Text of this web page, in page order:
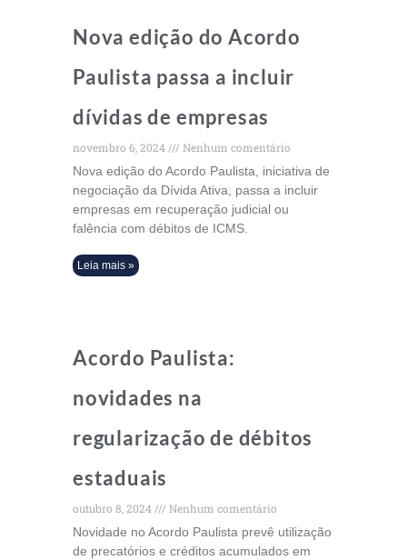
Nova edição do Acordo
Paulista passa a incluir
dívidas de empresas
novembro 6, 2024
Nenhum comentário
Nova edição do Acordo Paulista, iniciativa de
negociação da Dívida Ativa, passa a incluir
empresas em recuperação judicial ou
falência com débitos de ICMS.
Leia mais »
Acordo Paulista:
novidades na
regularização de débitos
estaduais
outubro 8, 2024
Nenhum comentário
Novidade no Acordo Paulista prevê utilização
de precatórios e créditos acumulados em